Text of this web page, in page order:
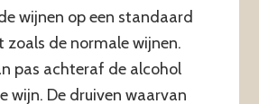
wijnen op een standaard
zoals de normale wijnen.
pas achteraf de alcohol
wijn. De druiven waarvan